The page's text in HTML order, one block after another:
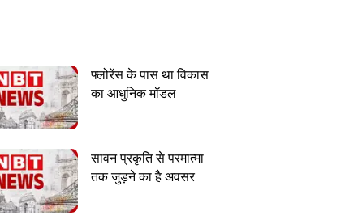
फ्लोरेंस के पास था विकास
का आधुनिक मॉडल
सावन प्रकृति से परमात्मा
तक जुड़ने का है अवसर